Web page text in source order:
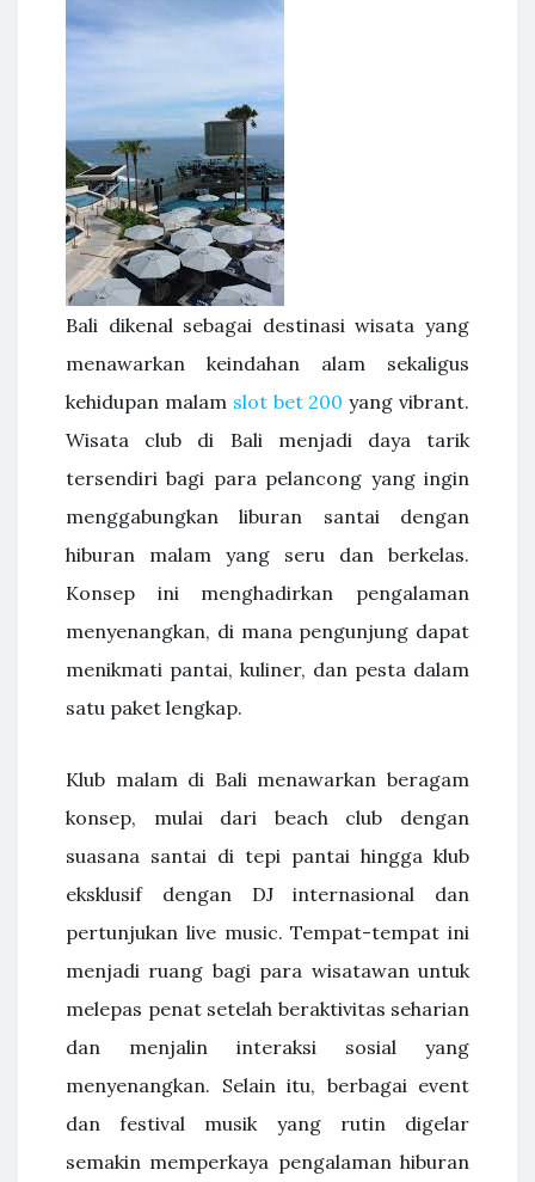
Bali dikenal sebagai destinasi wisata yang
menawarkan keindahan alam sekaligus
kehidupan malam slot bet 200 yang vibrant.
Wisata club di Bali menjadi daya tarik
tersendiri bagi para pelancong yang ingin
menggabungkan liburan santai dengan
hiburan malam yang seru dan berkelas.
Konsep ini menghadirkan pengalaman
menyenangkan, di mana pengunjung dapat
menikmati pantai, kuliner, dan pesta dalam
satu paket lengkap.
Klub malam di Bali menawarkan beragam
konsep, mulai dari beach club dengan
suasana santai di tepi pantai hingga klub
eksklusif dengan DJ internasional dan
pertunjukan live music. Tempat-tempat ini
menjadi ruang bagi para wisatawan untuk
melepas penat setelah beraktivitas seharian
dan menjalin interaksi sosial yang
menyenangkan. Selain itu, berbagai event
dan festival musik yang rutin digelar
semakin memperkaya pengalaman hiburan